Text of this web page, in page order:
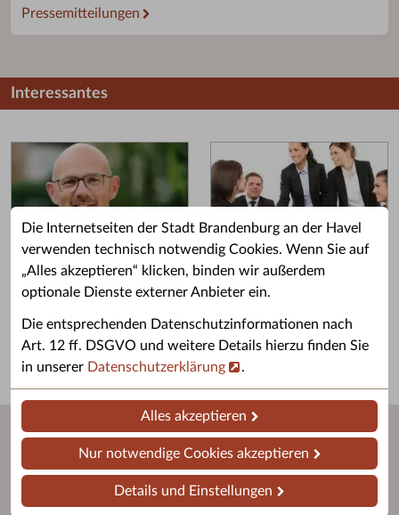
Die Internetseiten der Stadt Brandenburg an der Havel
verwenden technisch notwendig Cookies. Wenn Sie auf
„Alles akzeptieren“ klicken, binden wir außerdem
optionale Dienste externer Anbieter ein.
Die entsprechenden Datenschutzinformationen nach
Art. 12 ff. DSGVO und weitere Details hierzu finden Sie
in unserer Datenschutzerklärung .
Alles akzeptieren
Nur notwendige Cookies akzeptieren
Details und Einstellungen
Pressemitteilungen
Interessantes
Grußwort des OB